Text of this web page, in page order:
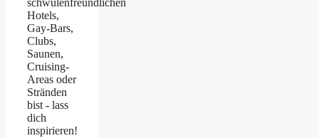
schwulenfreundlichen
Hotels,
Gay-Bars,
Clubs,
Saunen,
Cruising-
Areas oder
Stränden
bist - lass
dich
inspirieren!